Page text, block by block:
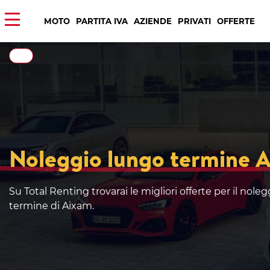
MOTO PARTITA IVA AZIENDE PRIVATI OFFERTE
Noleggio lungo termine
Su Total Renting trovarai le migliori offerte per il
termine di Aixam.